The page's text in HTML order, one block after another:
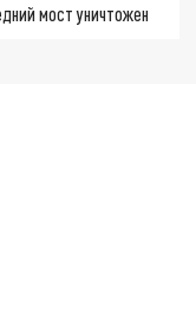
мост уничтожен